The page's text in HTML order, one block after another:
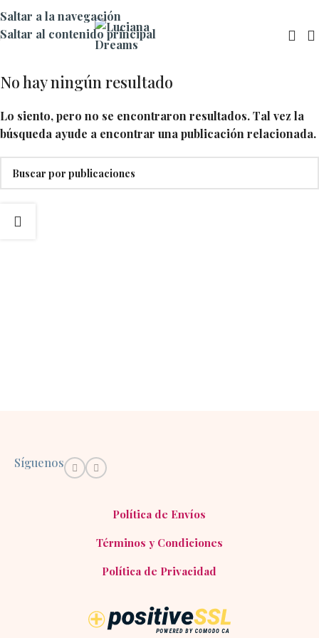
Saltar a la navegación
Saltar al contenido principal
No hay ningún resultado
Lo siento, pero no se encontraron resultados. Tal vez la
búsqueda ayude a encontrar una publicación relacionada.
Síguenos
Política de Envíos
Términos y Condiciones
Política de Privacidad